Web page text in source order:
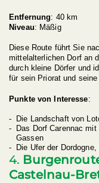
Entfernung: 40 km
Niveau: Mäßig
Diese Route führt Sie
mittelalterlichen Dorf an
durch kleine Dörfer und
für sein Priorat und
Punkte von Interesse:
Die Landschaft von
Das Dorf Carennac
Gassen
Die Ufer der
4.
Castelnau-